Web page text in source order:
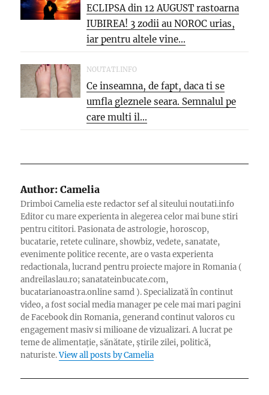
ECLIPSA din 12 AUGUST rastoarna
IUBIREA! 3 zodii au NOROC urias,
iar pentru altele vine...
NOUTATI.INFO
Ce inseamna, de fapt, daca ti se
umfla gleznele seara. Semnalul pe
care multi il...
Author: Camelia
Drimboi Camelia este redactor sef al siteului noutati.info
Editor cu mare experienta in alegerea celor mai bune stiri
pentru cititori. Pasionata de astrologie, horoscop,
bucatarie, retete culinare, showbiz, vedete, sanatate,
evenimente politice recente, are o vasta experienta
redactionala, lucrand pentru proiecte majore in Romania (
andreilaslau.ro; sanatateinbucate.com,
bucatarianoastra.online samd ). Specializată în continut
video, a fost social media manager pe cele mai mari pagini
de Facebook din Romania, generand continut valoros cu
engagement masiv si milioane de vizualizari. A lucrat pe
teme de alimentație, sănătate, știrile zilei, politică,
naturiste.View all posts by Camelia